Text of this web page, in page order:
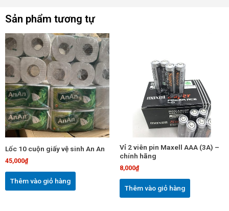
Sản phẩm tương tự
Lốc 10 cuộn giấy vệ sinh An An
45,000₫
Thêm vào giỏ hàng
Vỉ 2 viên pin Maxell AAA (3A) –
chính hãng
8,000₫
Thêm vào giỏ hàng